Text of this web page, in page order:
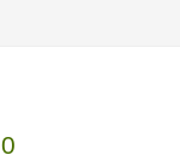
0